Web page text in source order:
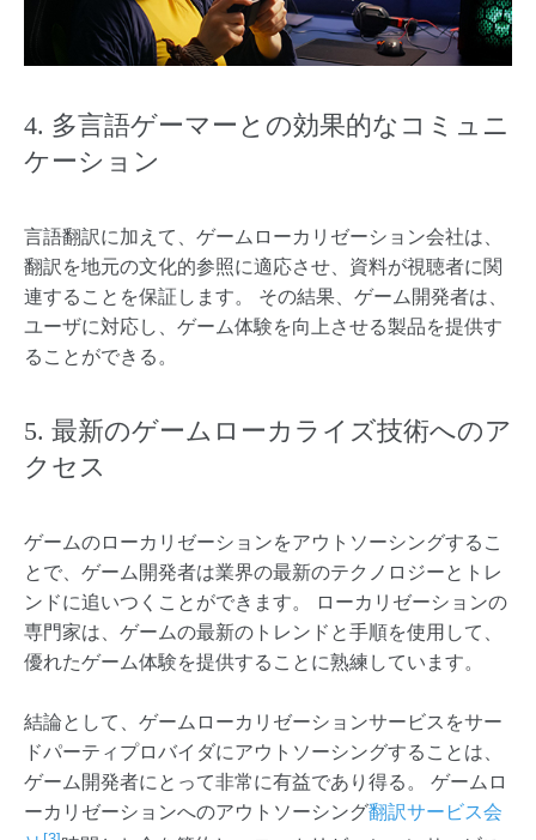
4. 多言語ゲーマーとの効果的なコミュニ
ケーション
言語翻訳に加えて、ゲームローカリゼーション会社は、
翻訳を地元の文化的参照に適応させ、資料が視聴者に関
連することを保証します。 その結果、ゲーム開発者は、
ユーザに対応し、ゲーム体験を向上させる製品を提供す
ることができる。
5. 最新のゲームローカライズ技術へのア
クセス
ゲームのローカリゼーションをアウトソーシングするこ
とで、ゲーム開発者は業界の最新のテクノロジーとトレ
ンドに追いつくことができます。 ローカリゼーションの
専門家は、ゲームの最新のトレンドと手順を使用して、
優れたゲーム体験を提供することに熟練しています。
結論として、ゲームローカリゼーションサービスをサー
ドパーティプロバイダにアウトソーシングすることは、
ゲーム開発者にとって非常に有益であり得る。 ゲームロ
ーカリゼーションへのアウトソーシング翻訳サービス会